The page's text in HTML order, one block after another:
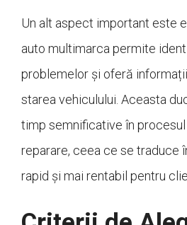
Un alt aspect important este
auto multimarca permite
problemelor și oferă
starea vehiculului. Aceasta
timp semnificative în
reparare, ceea ce se traduce
rapid și mai rentabil pentru